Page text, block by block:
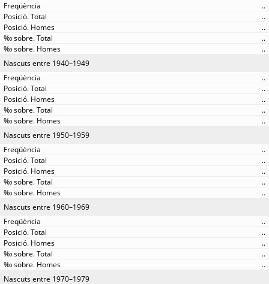
..
..
..
..
..
Nascuts entre 1940–1949
..
..
..
..
..
Nascuts entre 1950–1959
..
..
..
..
..
Nascuts entre 1960–1969
..
..
..
..
..
Nascuts entre 1970–1979